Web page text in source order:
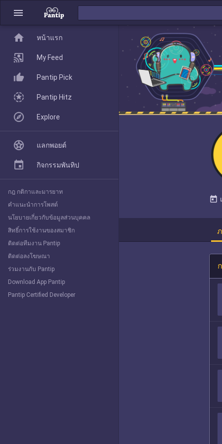
menu
today
home
Pantip Pick
Explore
home หน้าแรก
My Feed
Pantip Pick
Pantip Hitz
Explore
แลกพอยต์
กิจกรรมพันทิป
กฎ กติกาและมารยาท
คำแนะนำการโพสต์
นโยบายเกี่ยวกับข้อมูลส่วนบุคคล
สิทธิ์การใช้งานของสมาชิก
ติดต่อทีมงาน Pantip
ติดต่อลงโฆษณา
ร่วมงานกับ Pantip
Download App Pantip
Pantip Certified Developer